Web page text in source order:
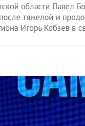
области Павел
тяжелой и
Игорь Кобзев в